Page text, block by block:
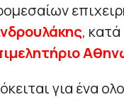
,
για ένα